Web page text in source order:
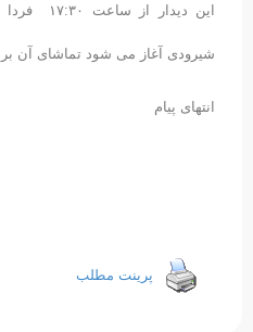
شیرودی آغاز می شود تماشای آن
انتهای پیام
پرینت مطلب